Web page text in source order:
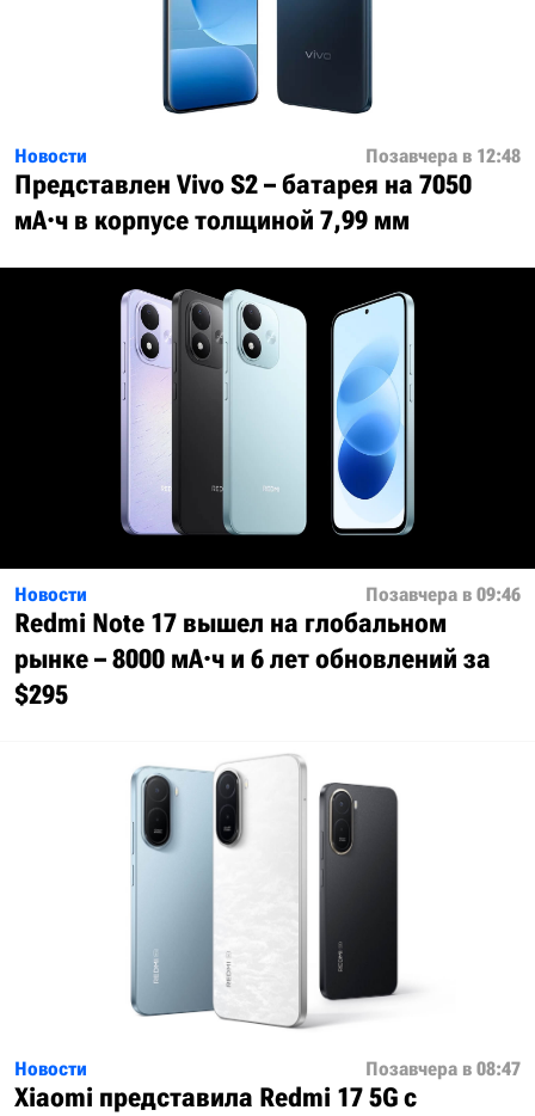
Новости Позавчера в 12:48
Представлен Vivo S2 – батарея на 7050
мА·ч в корпусе толщиной 7,99 мм
Новости Позавчера в 09:46
Redmi Note 17 вышел на глобальном
рынке – 8000 мА·ч и 6 лет обновлений за
$295
Новости Позавчера в 08:47
Xiaomi представила Redmi 17 5G с